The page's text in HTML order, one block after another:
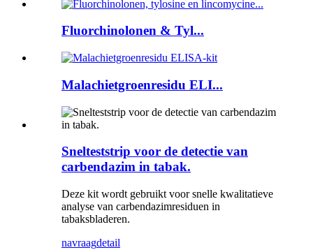
Fluorchinolonen & Tyl...
Malachietgroenresidu ELI...
Snelteststrip voor de detectie van
carbendazim in tabak.
Deze kit wordt gebruikt voor snelle kwalitatieve
analyse van carbendazimresiduen in
tabaksbladeren.
navraagdetail